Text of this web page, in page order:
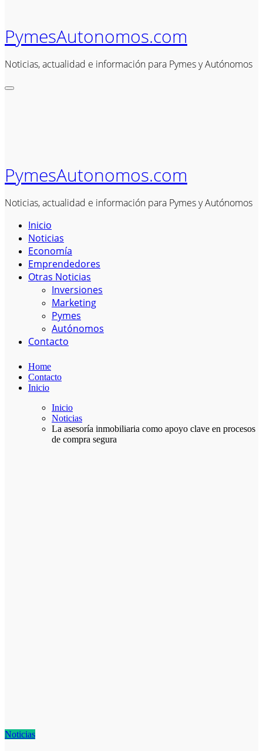
PymesAutonomos.com
Noticias, actualidad e información para Pymes y Autónomos
PymesAutonomos.com
Noticias, actualidad e información para Pymes y Autónomos
Inicio
Noticias
Economía
Emprendedores
Otras Noticias
Inversiones
Marketing
Pymes
Autónomos
Contacto
Home
Contacto
Inicio
Inicio
Noticias
La asesoría inmobiliaria como apoyo clave en procesos
de compra segura
Noticias